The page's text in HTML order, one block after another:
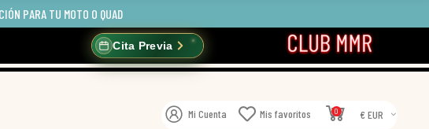
PARA TU MOTO O QUAD
Cita Previa
Mi Cuenta Mis favoritos 0 € EUR